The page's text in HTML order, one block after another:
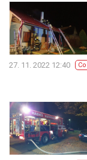
27. 11. 2022 12:40